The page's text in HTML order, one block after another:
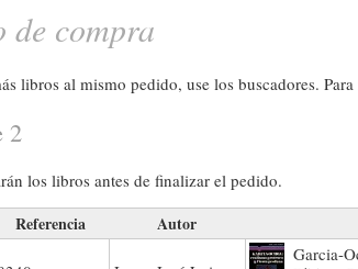
compra
libros al mismo pedido, use los buscadores.
2
los libros antes de finalizar el pedido.
Referencia Autor
Garcia-